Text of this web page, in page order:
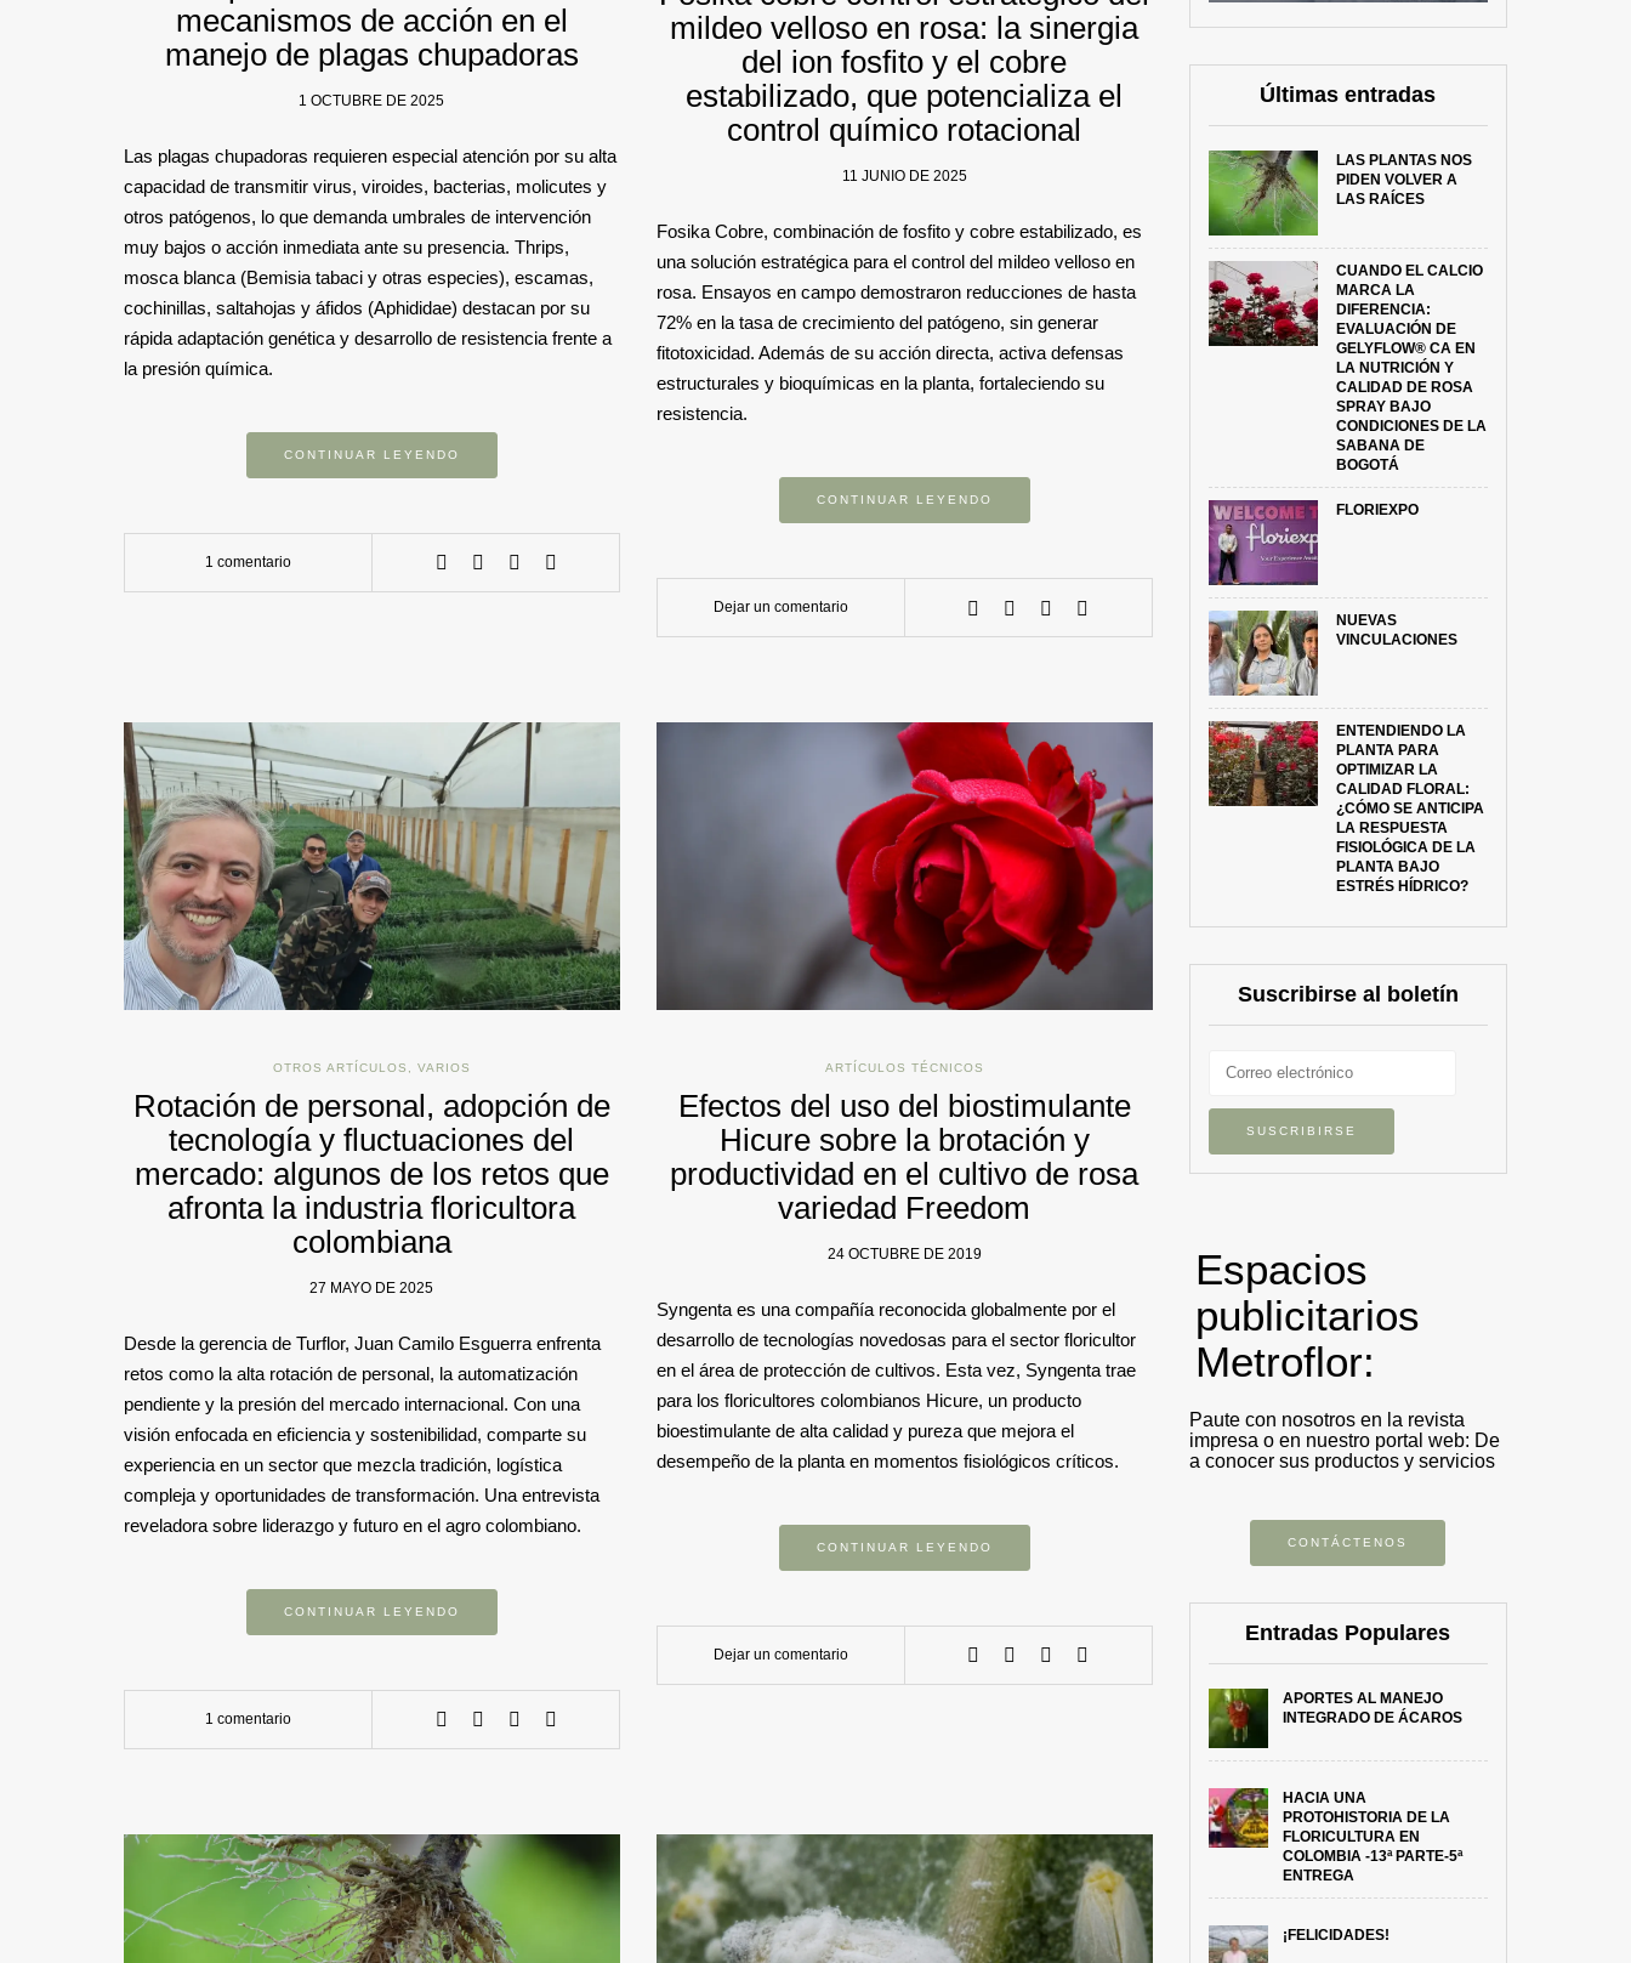
mecanismos de acción en el
manejo de plagas chupadoras
1 OCTUBRE DE 2025
Las plagas chupadoras requieren especial atención por su alta
capacidad de transmitir virus, viroides, bacterias, molicutes y
otros patógenos, lo que demanda umbrales de intervención
muy bajos o acción inmediata ante su presencia. Thrips,
mosca blanca (Bemisia tabaci y otras especies), escamas,
cochinillas, saltahojas y áfidos (Aphididae) destacan por su
rápida adaptación genética y desarrollo de resistencia frente a
la presión química.
CONTINUAR LEYENDO
1 comentario
mildeo velloso en rosa: la sinergia
del ion fosfito y el cobre
estabilizado, que potencializa el
control químico rotacional
11 JUNIO DE 2025
Fosika Cobre, combinación de fosfito y cobre estabilizado, es
una solución estratégica para el control del mildeo velloso en
rosa. Ensayos en campo demostraron reducciones de hasta
72% en la tasa de crecimiento del patógeno, sin generar
fitotoxicidad. Además de su acción directa, activa defensas
estructurales y bioquímicas en la planta, fortaleciendo su
resistencia.
CONTINUAR LEYENDO
Dejar un comentario
OTROS ARTÍCULOS VARIOS
Rotación de personal, adopción de
tecnología y fluctuaciones del
mercado: algunos de los retos que
afronta la industria floricultora
colombiana
27 MAYO DE 2025
Desde la gerencia de Turflor, Juan Camilo Esguerra enfrenta
retos como la alta rotación de personal, la automatización
pendiente y la presión del mercado internacional. Con una
visión enfocada en eficiencia y sostenibilidad, comparte su
experiencia en un sector que mezcla tradición, logística
compleja y oportunidades de transformación. Una entrevista
reveladora sobre liderazgo y futuro en el agro colombiano.
CONTINUAR LEYENDO
1 comentario
ARTÍCULOS TÉCNICOS
Efectos del uso del biostimulante
Hicure sobre la brotación y
productividad en el cultivo de rosa
variedad Freedom
24 OCTUBRE DE 2019
Syngenta es una compañía reconocida globalmente por el
desarrollo de tecnologías novedosas para el sector floricultor
en el área de protección de cultivos. Esta vez, Syngenta trae
para los floricultores colombianos Hicure, un producto
bioestimulante de alta calidad y pureza que mejora el
desempeño de la planta en momentos fisiológicos críticos.
CONTINUAR LEYENDO
Dejar un comentario
Últimas entradas
LAS PLANTAS NOS
PIDEN VOLVER A
LAS RAÍCES
CUANDO EL CALCIO
MARCA LA
DIFERENCIA:
EVALUACIÓN DE
GELYFLOW® CA EN
LA NUTRICIÓN Y
CALIDAD DE ROSA
SPRAY BAJO
CONDICIONES DE LA
SABANA DE
BOGOTÁ
FLORIEXPO
NUEVAS
VINCULACIONES
ENTENDIENDO LA
PLANTA PARA
OPTIMIZAR LA
CALIDAD FLORAL:
¿CÓMO SE ANTICIPA
LA RESPUESTA
FISIOLÓGICA DE LA
PLANTA BAJO
ESTRÉS HÍDRICO?
Suscribirse al boletín
Espacios
publicitarios
Metroflor:
Paute con nosotros en la revista
impresa o en nuestro portal web: De
a conocer sus productos y servicios
CONTÁCTENOS
Entradas Populares
APORTES AL MANEJO
INTEGRADO DE ÁCAROS
HACIA UNA
PROTOHISTORIA DE LA
FLORICULTURA EN
COLOMBIA -13ª PARTE-5ª
ENTREGA
¡FELICIDADES!